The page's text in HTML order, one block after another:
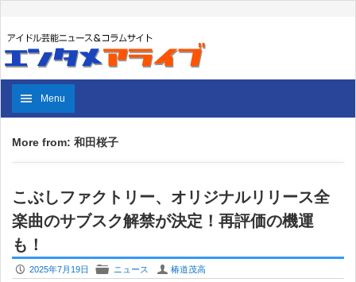
Menu
More from: 和田桜子
こぶしファクトリー、オリジナルリリース全
楽曲のサブスク解禁が決定！再評価の機運
も！
P 2025年7月19日 F ニュース U 椿道茂高